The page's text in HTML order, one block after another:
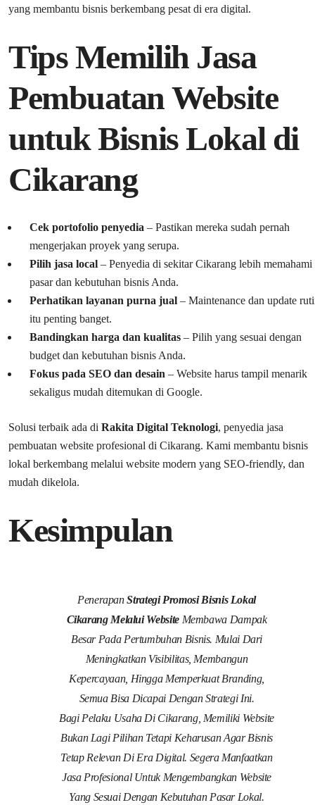
yang membantu bisnis berkembang pesat di era digital.
Tips Memilih Jasa
Pembuatan Website
untuk Bisnis Lokal di
Cikarang
Cek portofolio penyedia – Pastikan mereka sudah pernah
mengerjakan proyek yang serupa.
Pilih jasa local – Penyedia di sekitar Cikarang lebih memahami
pasar dan kebutuhan bisnis Anda.
Perhatikan layanan purna jual – Maintenance dan update
itu penting banget.
Bandingkan harga dan kualitas – Pilih yang sesuai dengan
budget dan kebutuhan bisnis Anda.
Fokus pada SEO dan desain – Website harus tampil menarik
sekaligus mudah ditemukan di Google.
Solusi terbaik ada di Rakita Digital Teknologi, penyedia jasa
pembuatan website profesional di Cikarang. Kami membantu bisnis
lokal berkembang melalui website modern yang SEO-friendly, dan
mudah dikelola.
Kesimpulan
PenerapanStrategi Promosi Bisnis Lokal
Cikarang Melalui WebsiteMembawa Dampak
Besar Pada Pertumbuhan Bisnis. Mulai Dari
Meningkatkan Visibilitas, Membangun
Kepercayaan, Hingga Memperkuat Branding,
Semua Bisa Dicapai Dengan Strategi Ini.
Bagi Pelaku Usaha Di Cikarang, Memiliki Website
Bukan Lagi Pilihan Tetapi Keharusan Agar Bisnis
Tetap Relevan Di Era Digital. Segera Manfaatkan
Jasa Profesional Untuk Mengembangkan Website
Yang Sesuai Dengan Kebutuhan Pasar Lokal.